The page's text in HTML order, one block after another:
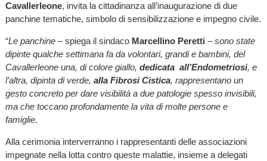
Cavallerleone, invita la cittadinanza all’inaugurazione di due
panchine tematiche, simbolo di sensibilizzazione e impegno civile.
“Le panchine– spiega il sindaco Marcellino Peretti –sono state
dipinte qualche settimana fa da volontari, grandi e bambini, del
Cavallerleone una, di colore giallo, dedicata all’Endometriosi, e
l’altra, dipinta di verde, alla Fibrosi Cistica, rappresentano un
gesto concreto per dare visibilità a due patologie spesso invisibili,
ma che toccano profondamente la vita di molte persone e
famiglie.
Alla cerimonia interverranno i rappresentanti delle associazioni
impegnate nella lotta contro queste malattie, insieme a delegati